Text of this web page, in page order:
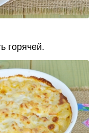
горячей.